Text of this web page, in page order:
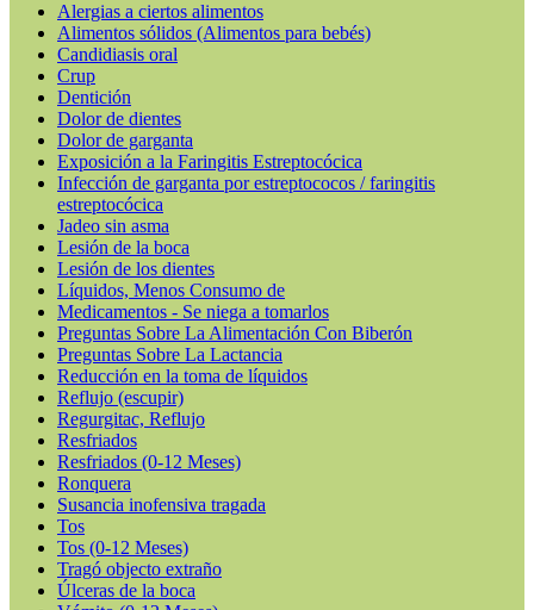
Alergias a ciertos alimentos
Alimentos sólidos (Alimentos para bebés)
Candidiasis oral
Crup
Dentición
Dolor de dientes
Dolor de garganta
Exposición a la Faringitis Estreptocócica
Infección de garganta por estreptococos / faringitis
estreptocócica
Jadeo sin asma
Lesión de la boca
Lesión de los dientes
Líquidos, Menos Consumo de
Medicamentos - Se niega a tomarlos
Preguntas Sobre La Alimentación Con Biberón
Preguntas Sobre La Lactancia
Reducción en la toma de líquidos
Reflujo (escupir)
Regurgitac, Reflujo
Resfriados
Resfriados (0-12 Meses)
Ronquera
Susancia inofensiva tragada
Tos
Tos (0-12 Meses)
Tragó objecto extraño
Úlceras de la boca